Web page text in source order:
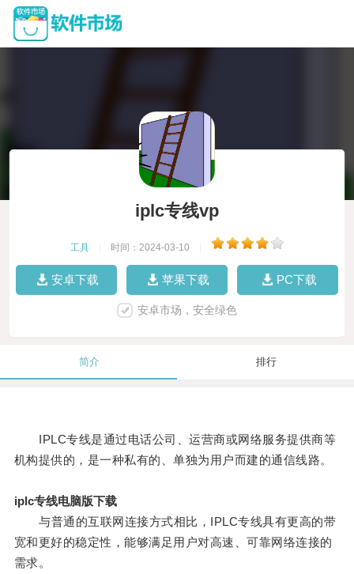
iplc专线vp
工具 时间：2024-03-10
安卓下载 苹果下载 PC下载
安卓市场，安全绿色
简介 排行
IPLC专线是通过电话公司、运营商或网络服务提供商等
机构提供的，是一种私有的、单独为用户而建的通信线路。
iplc专线电脑版下载
与普通的互联网连接方式相比，IPLC专线具有更高的带
宽和更好的稳定性，能够满足用户对高速、可靠网络连接的
需求。